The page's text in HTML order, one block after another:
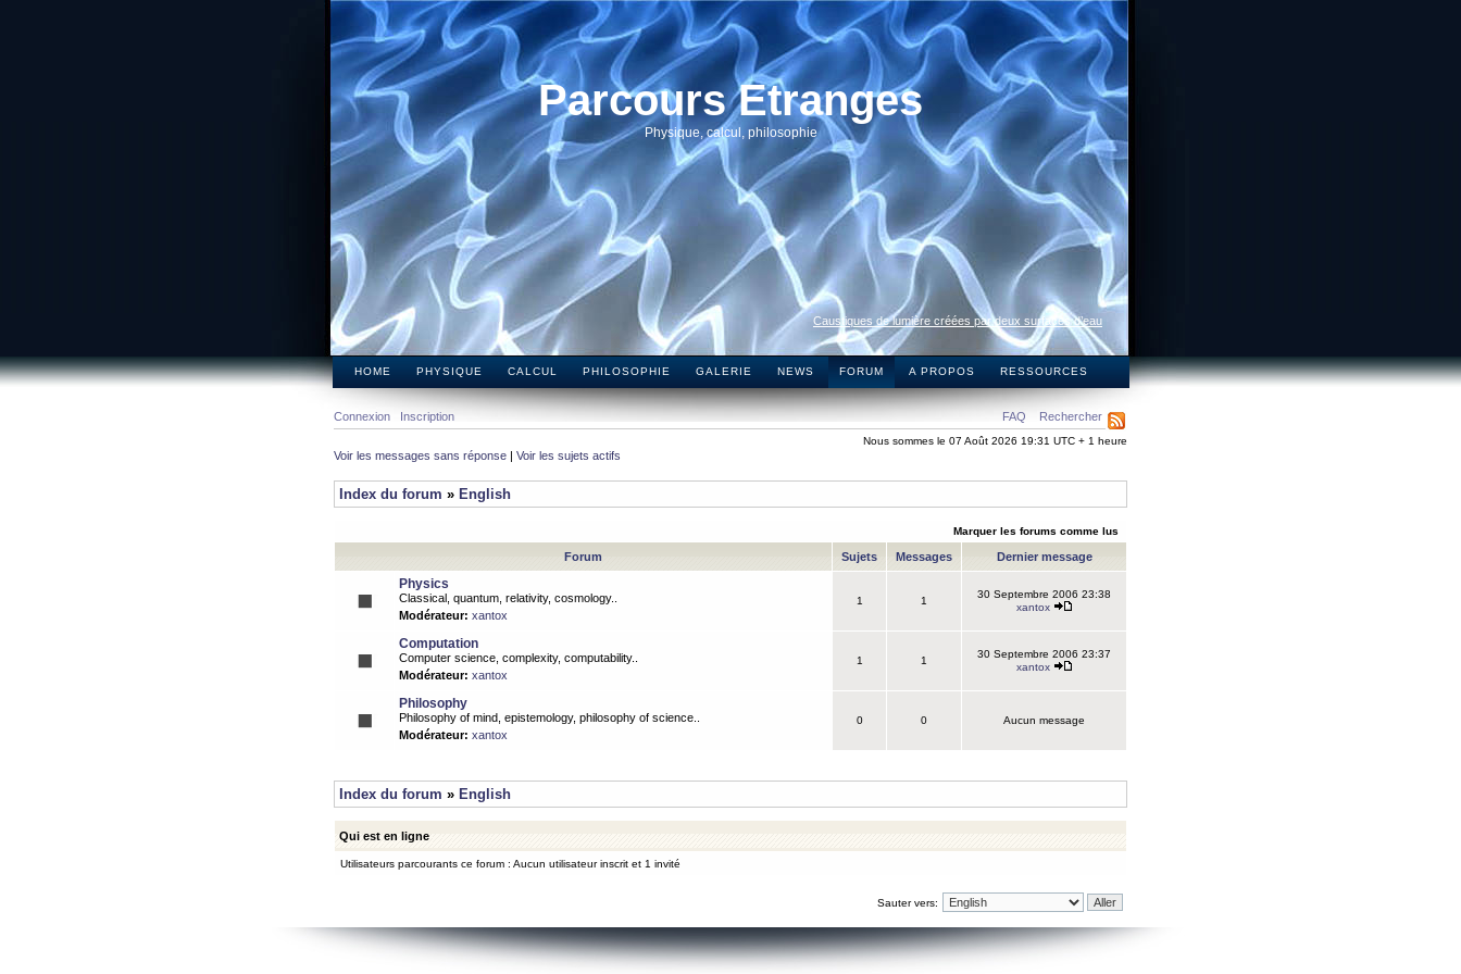
Parcours Etranges
Physique, calcul, philosophie
Caustiques de lumière créées par deux surfaces d’eau
HOME PHYSIQUE CALCUL PHILOSOPHIE GALERIE NEWS FORUM A PROPOS RESSOURCES
FAQ Rechercher
Connexion Inscription
Nous sommes le 07 Août 2026 19:31 UTC + 1 heure
Voir les messages sans réponse | Voir les sujets actifs
Index du forum » English
Marquer les forums comme lus
Forum Sujets Messages Dernier message
Physics
Classical, quantum, relativity, cosmology..
Modérateur: xantox
1 1
30 Septembre 2006 23:38
xantox
Computation
Computer science, complexity, computability..
Modérateur: xantox
1 1
30 Septembre 2006 23:37
xantox
Philosophy
Philosophy of mind, epistemology, philosophy of science..
Modérateur: xantox
0 0 Aucun message
Index du forum » English
Qui est en ligne
Utilisateurs parcourants ce forum : Aucun utilisateur inscrit et 1 invité
Sauter vers: